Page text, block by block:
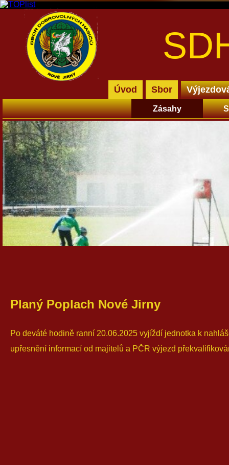
Planý Poplach Nové Jirny
Po deváté hodině ranní 20.06.2025 vyjíždí jednotka k
upřesnění informací od majitelů a PČR výjezd
Úvod Sbor
Zásahy